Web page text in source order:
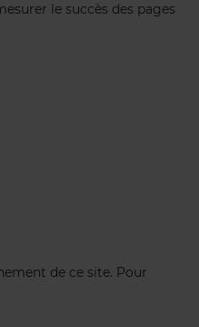
le succès des pages
de ce site. Pour